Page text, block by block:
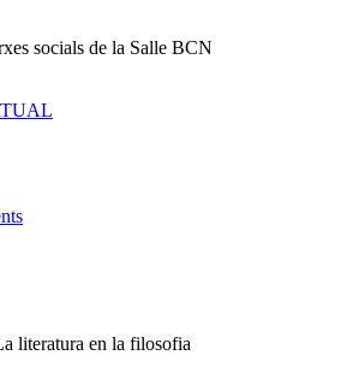
socials de la Salle BCN
literatura en la filosofia